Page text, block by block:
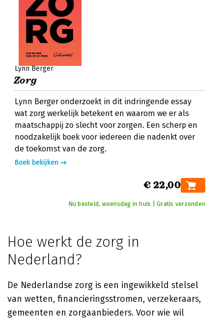
Lynn Berger
Zorg
Lynn Berger onderzoekt in dit indringende essay
wat zorg werkelijk betekent en waarom we er als
maatschappij zo slecht voor zorgen. Een scherp en
noodzakelijk boek voor iedereen die nadenkt over
de toekomst van de zorg.
Boek bekijken
€ 22,00
Nu besteld, woensdag in huis | Gratis verzonden
Hoe werkt de zorg in
Nederland?
De Nederlandse zorg is een ingewikkeld stelsel
van wetten, financieringsstromen, verzekeraars,
gemeenten en zorgaanbieders. Voor wie wil